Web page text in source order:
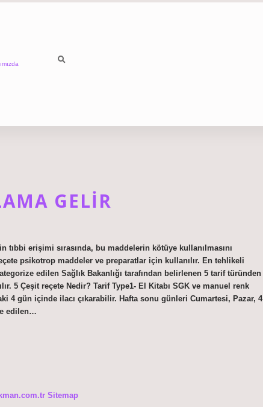
GELIR
erişimi sırasında, bu maddelerin kötüye kullanılmasını
psikotrop maddeler ve preparatlar için kullanılır. En tehlikeli
edilen Sağlık Bakanlığı tarafından belirlenen 5 tarif türünden
5 Çeşit reçete Nedir? Tarif Type1- El Kitabı SGK ve manuel renk
4 gün içinde ilacı çıkarabilir. Hafta sonu günleri Cumartesi, Pazar, 4
edilen…
Sitemap